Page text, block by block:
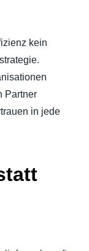
kein
Partner
in jede